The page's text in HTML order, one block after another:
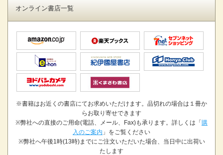
オンライン書店一覧
※書籍はお近くの書店にてお求めいただけます。品切れの場合は１冊か
らお取り寄せできます
※弊社への直接のご用命(電話、メール、Fax)も承ります。詳しくは「購
入のご案内 」をご覧ください
※弊社へ午後1時(13時)までにご注文いただいた場合、当日中に出荷い
たします